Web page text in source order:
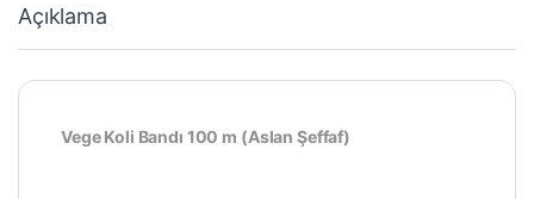
Açıklama
Vege Koli Bandı 100 m (Aslan Şeffaf)